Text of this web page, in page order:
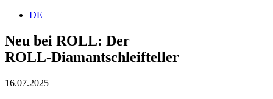
DE
Neu bei ROLL: Der
ROLL‑Diamantschleifteller
16.07.2025